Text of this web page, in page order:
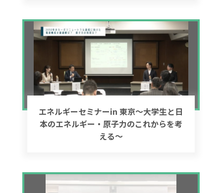
エネルギーセミナーin 東京～大学生と日
本のエネルギー・原子力のこれからを考
える～